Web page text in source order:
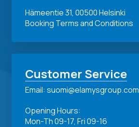
Hämeentie 31, 00500 Helsinki
Booking Terms and Conditions
Customer Service
Email: suomi@elamysgroup.com
Opening Hours:
Mon-Th 09-17, Fri 09-16